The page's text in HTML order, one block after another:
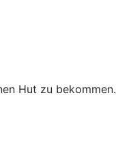
Hut zu bekommen.